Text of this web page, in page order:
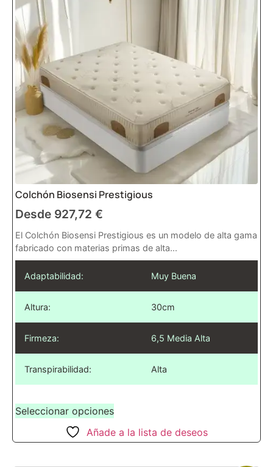
Colchón Biosensi Prestigious
Desde 927,72 €
El Colchón Biosensi Prestigious es un modelo de alta gama
fabricado con materias primas de alta...
Adaptabilidad: Muy Buena
Altura: 30cm
Firmeza: 6,5 Media Alta
Transpirabilidad: Alta
Seleccionar opciones
Añade a la lista de deseos